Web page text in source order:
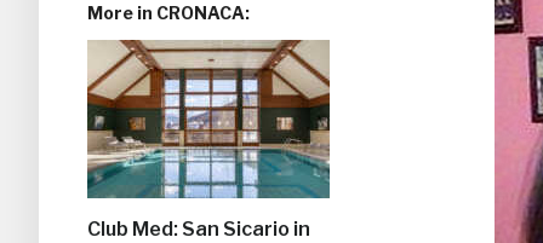
More in CRONACA:
Club Med: San Sicario in